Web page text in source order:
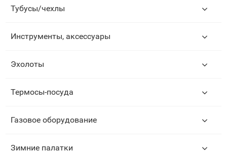
Тубусы/чехлы
Инструменты, аксессуары
Эхолоты
Термосы-посуда
Газовое оборудование
Зимние палатки